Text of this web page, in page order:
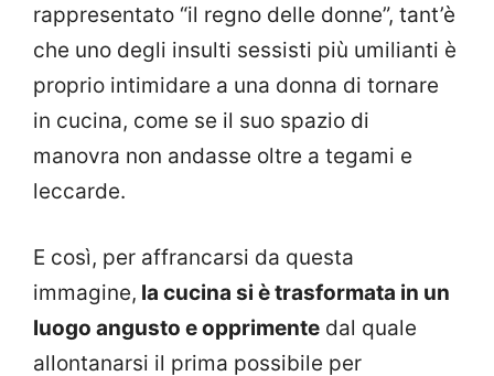
rappresentato “il regno delle donne”, tant’è
che uno degli insulti sessisti più umilianti è
proprio intimidare a una donna di tornare
in cucina, come se il suo spazio di
manovra non andasse oltre a tegami e
leccarde.
E così, per affrancarsi da questa
immagine, la cucina si è trasformata in un
luogo angusto e opprimente dal quale
allontanarsi il prima possibile per